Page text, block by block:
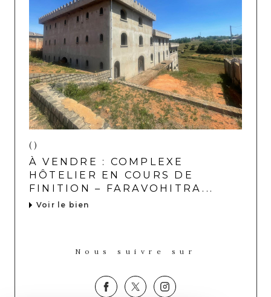
()
À VENDRE : COMPLEXE
HÔTELIER EN COURS DE
FINITION – FARAVOHITRA...
Voir le bien
Nous suivre sur